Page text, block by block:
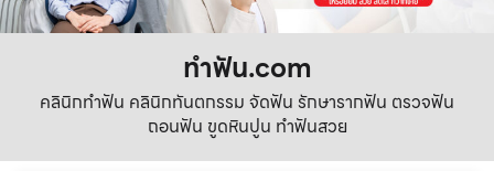
ทําฟัน.com
คลินิกทำฟัน คลินิกทันตกรรม จัดฟัน รักษารากฟัน ตรวจฟัน
ถอนฟัน ขูดหินปูน ทำฟันสวย